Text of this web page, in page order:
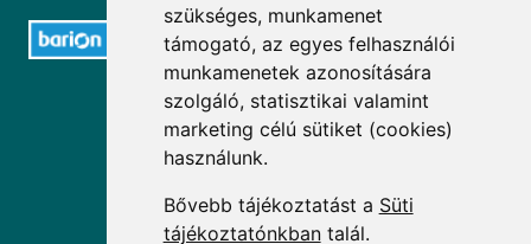
szükséges, munkamenet
támogató, az egyes felhasználói
munkamenetek azonosítására
szolgáló, statisztikai valamint
marketing célú sütiket (cookies)
használunk.
Bővebb tájékoztatást a Süti
tájékoztatónkbantalál.
ELÉRHETŐSÉGEK
+36 1 880 7600
info@mprx.hu